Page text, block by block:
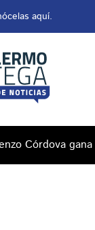
aquí.
Córdova